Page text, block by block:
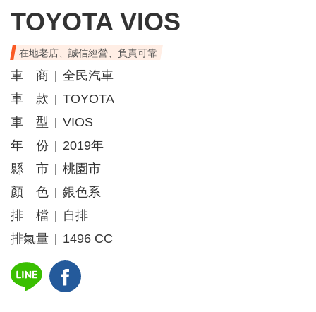
TOYOTA VIOS
在地老店、誠信經營、負責可靠
車 商
全民汽車
車 款
TOYOTA
車 型
VIOS
年 份
2019年
縣 市
桃園市
顏 色
銀色系
排 檔
自排
排氣量
1496 CC